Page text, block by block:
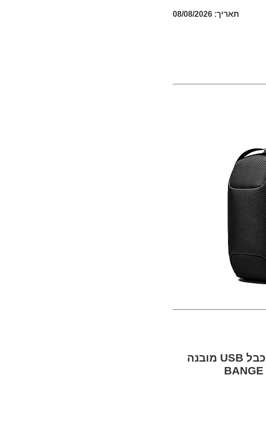
תאריך: 08/08/2026
תיק צד נגד גניבות עמיד במים עם נעילה TSA וכבל USB מובנה